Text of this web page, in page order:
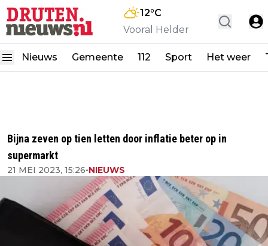
12°C
Vooral Helder
Nieuws Gemeente 112 Sport Het weer
Bijna zeven op tien letten door inflatie beter op in
supermarkt
21 MEI 2023, 15:26•NIEUWS